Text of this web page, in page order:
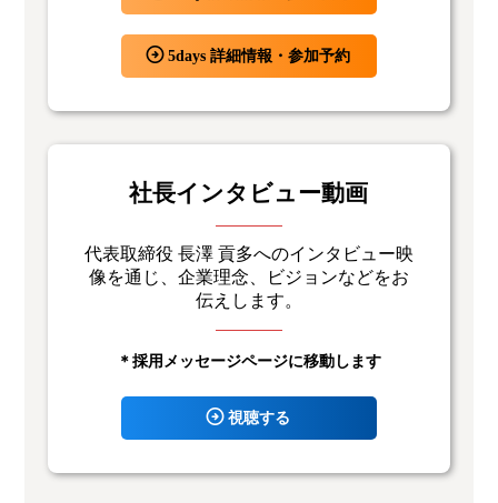
5days 詳細情報・参加予約
社長インタビュー動画
代表取締役 長澤 貢多へのインタビュー映
像を通じ、企業理念、ビジョンなどをお
伝えします。
＊採用メッセージページに移動します
視聴する